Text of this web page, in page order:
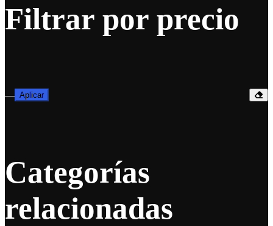
Filtrar por precio
— Aplicar
Categorías
relacionadas